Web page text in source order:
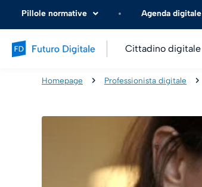
Pillole normative Agenda digitale
Cittadino digitale
Homepage Professionista digitale